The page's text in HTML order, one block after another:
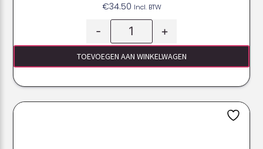
€34.50 Incl. BTW
- +
TOEVOEGEN AAN WINKELWAGEN